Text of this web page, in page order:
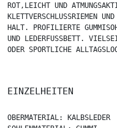
ROT,LEICHT UND
KLETTVERSCHLUSSRIEMEN
HALT. PROFILIERTE
UND LEDERFUSSBETT.
DER SPORTLICHE
EINZELHEITEN
OBERMATERIAL: KALBSLEDER